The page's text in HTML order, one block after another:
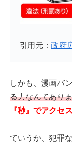
引用元：政府
しかも、漫画バ
る力なんてあり
『秒』でアクセ
ていうか、犯罪